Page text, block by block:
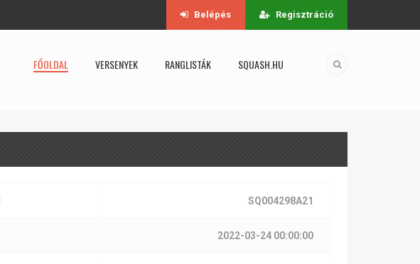
Belépés Regisztráció
FŐOLDAL VERSENYEK RANGLISTÁK SQUASH.HU
SQ004298A21
2022-03-24 00:00:00